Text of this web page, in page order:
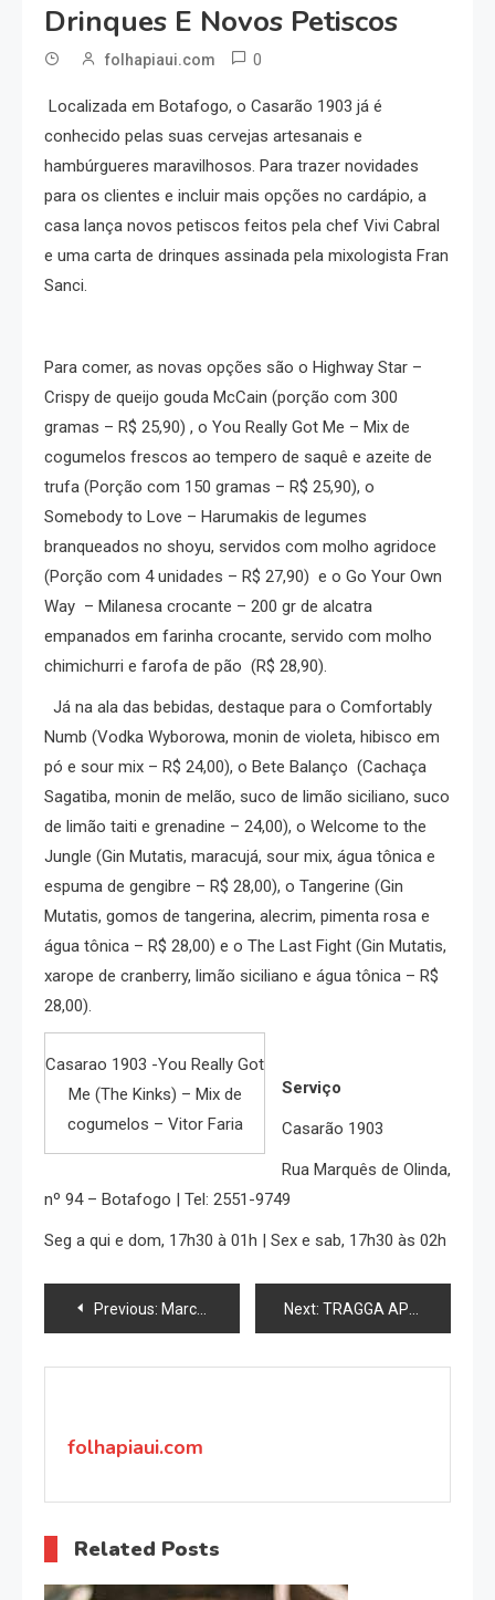
Drinques E Novos Petiscos
folhapiaui.com 0
Localizada em Botafogo, o Casarão 1903 já é
conhecido pelas suas cervejas artesanais e
hambúrgueres maravilhosos. Para trazer novidades
para os clientes e incluir mais opções no cardápio, a
casa lança novos petiscos feitos pela chef Vivi Cabral
e uma carta de drinques assinada pela mixologista Fran
Sanci.
Para comer, as novas opções são o Highway Star –
Crispy de queijo gouda McCain (porção com 300
gramas – R$ 25,90) , o You Really Got Me – Mix de
cogumelos frescos ao tempero de saquê e azeite de
trufa (Porção com 150 gramas – R$ 25,90), o
Somebody to Love – Harumakis de legumes
branqueados no shoyu, servidos com molho agridoce
(Porção com 4 unidades – R$ 27,90) e o Go Your Own
Way – Milanesa crocante – 200 gr de alcatra
empanados em farinha crocante, servido com molho
chimichurri e farofa de pão (R$ 28,90).
Já na ala das bebidas, destaque para o Comfortably
Numb (Vodka Wyborowa, monin de violeta, hibisco em
pó e sour mix – R$ 24,00), o Bete Balanço (Cachaça
Sagatiba, monin de melão, suco de limão siciliano, suco
de limão taiti e grenadine – 24,00), o Welcome to the
Jungle (Gin Mutatis, maracujá, sour mix, água tônica e
espuma de gengibre – R$ 28,00), o Tangerine (Gin
Mutatis, gomos de tangerina, alecrim, pimenta rosa e
água tônica – R$ 28,00) e o The Last Fight (Gin Mutatis,
xarope de cranberry, limão siciliano e água tônica – R$
28,00).
Casarao 1903 -You Really Got
Me (The Kinks) – Mix de
cogumelos – Vitor Faria
Serviço
Casarão 1903
Rua Marquês de Olinda,
nº 94 – Botafogo | Tel: 2551-9749
Seg a qui e dom, 17h30 à 01h | Sex e sab, 17h30 às 02h
Navegação
de
Previous: Marca de lingerie paranaense é a queridinha entre as famosas Next: TRAGGA APOSTA EM FESTIVAL NORDESTINO PARA A TEMPORADA
folhapiaui.com
Related Posts